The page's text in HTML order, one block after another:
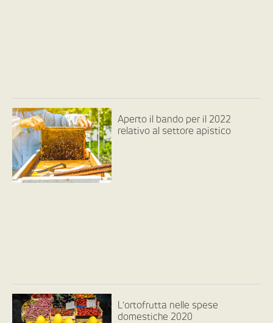
Aperto il bando per il 2022
relativo al settore apistico
L’ortofrutta nelle spese
domestiche 2020